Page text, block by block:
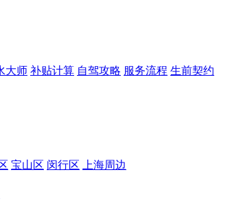
大师 补贴计算 自驾攻略 服务流程 生前契约
宝山区 闵行区
上海周边